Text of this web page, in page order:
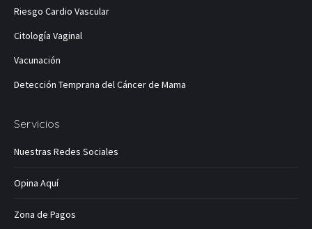
ventana
nueva
ventana
nueva
ventanaventanaventana
Riesgo Cardio Vascular
Citología Vaginal
Vacunación
Detección Temprana del Cáncer de Mama
Servicios
Nuestras Redes Sociales
Opina Aquí
Zona de Pagos